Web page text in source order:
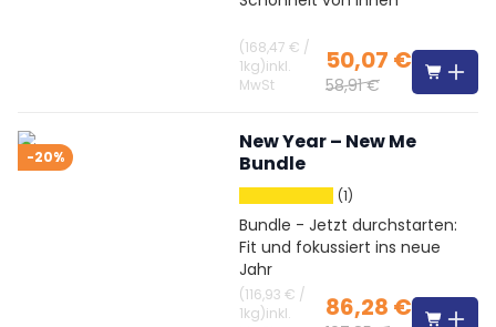
(168,47 € /
1kg)inkl.
MwSt
50,07 €
58,91 €
-20%
New Year – New Me
Bundle
(1)
Bundle - Jetzt durchstarten:
Fit und fokussiert ins neue
Jahr
(116,93 € /
1kg)inkl.
86,28 €